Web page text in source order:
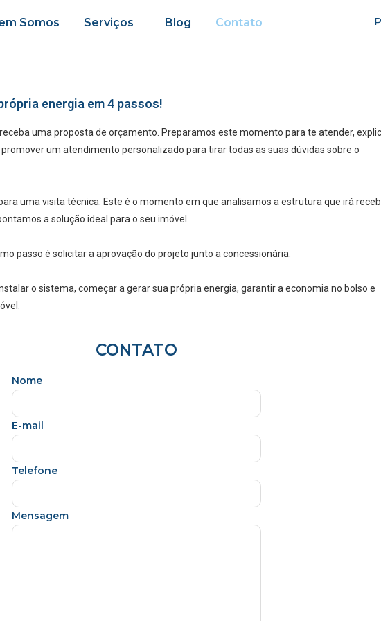
Somos Serviços Blog Contato
energia em 4 passos!
uma proposta de orçamento. Preparamos este momento para te atender,
um atendimento personalizado para tirar todas as suas dúvidas sobre o
uma visita técnica. Este é o momento em que analisamos a estrutura que irá
a solução ideal para o seu imóvel.
passo é solicitar a aprovação do projeto junto a concessionária.
o sistema, começar a gerar sua própria energia, garantir a economia no bolso e
CONTATO
Nome
E-mail
Telefone
Mensagem